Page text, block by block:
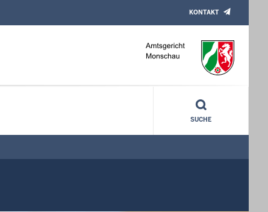
KONTAKT
SUCHE